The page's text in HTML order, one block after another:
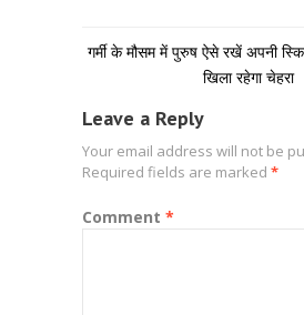
गर्मी के मौसम में पुरुष ऐसे रखें अपनी
खिला रहेगा चेहरा
Leave a Reply
Your email address will not be
Required fields are marked *
Comment *